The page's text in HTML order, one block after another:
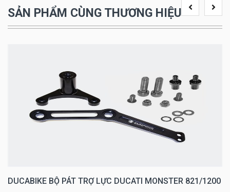
SẢN PHẨM CÙNG THƯƠNG HIỆU
DUCABIKE BỘ PÁT TRỢ LỰC DUCATI MONSTER 821/1200